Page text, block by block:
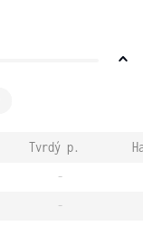
Tvrdý p.
-
-